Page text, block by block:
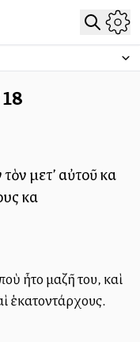
18
μετ’ αὐτοῦ καὶ
καὶ
ἦτο μαζῆ του, καὶ
ἑκατοντάρχους.